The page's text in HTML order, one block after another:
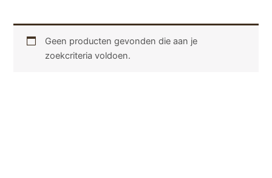
Geen producten gevonden die aan je
zoekcriteria voldoen.